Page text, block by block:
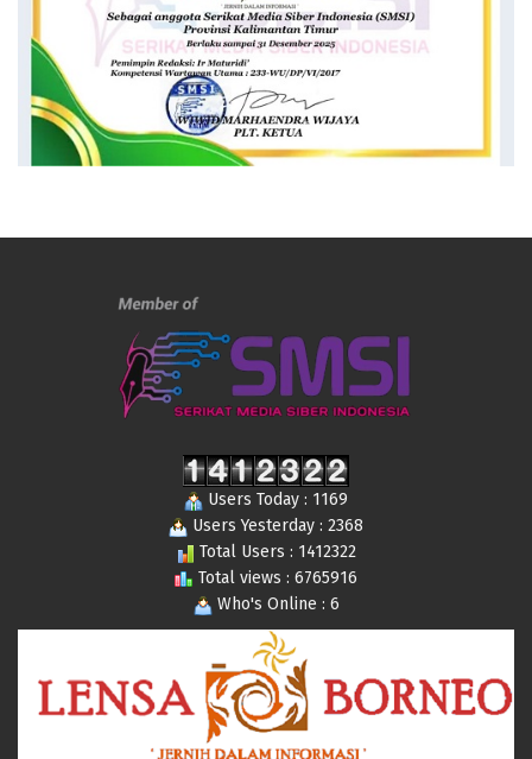
Users Today : 1169
Users Yesterday : 2368
Total Users : 1412322
Total views : 6765916
Who's Online : 6